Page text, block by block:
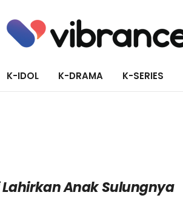
K-IDOL K-DRAMA K-SERIES
Lahirkan Anak Sulungnya